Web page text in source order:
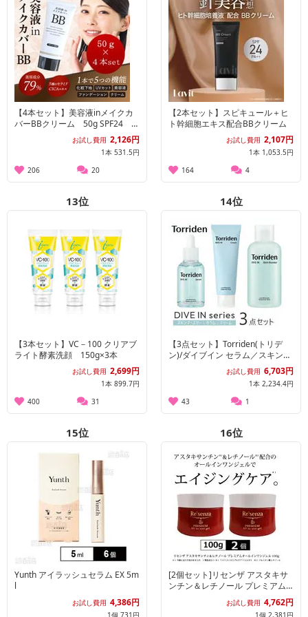
【4本セット】美容液inメイクカ
バーBBクリーム 50g SPF24 P
お試し費用 2,126円
1本 531.5円
206
20
【2本セット】スピキュール＋ヒ
ト幹細胞エキス配合BBクリーム
お試し費用 2,107円
1本 1,053.5円
164
4
13位
【3本セット】VC－100 クリアブ
ライト酵素洗顔 150g×3本
お試し費用 2,699円
1本 899.7円
400
31
14位
【3点セット】Torriden(トリデ
ン)/ダイブイン セラム／スキンブ
ースター／クリームお試し費用 6,703円
1本 2,234.4円
43
1
15位
Yunth アイラッシュセラム EX 5m
l
お試し費用 4,386円
1個 731円
16位
[2個セット]リセンザ アスタキサ
ンチン＆レチノール プレミアム
オールインワンジェル 100g
お試し費用 4,762円
1個 2,381円